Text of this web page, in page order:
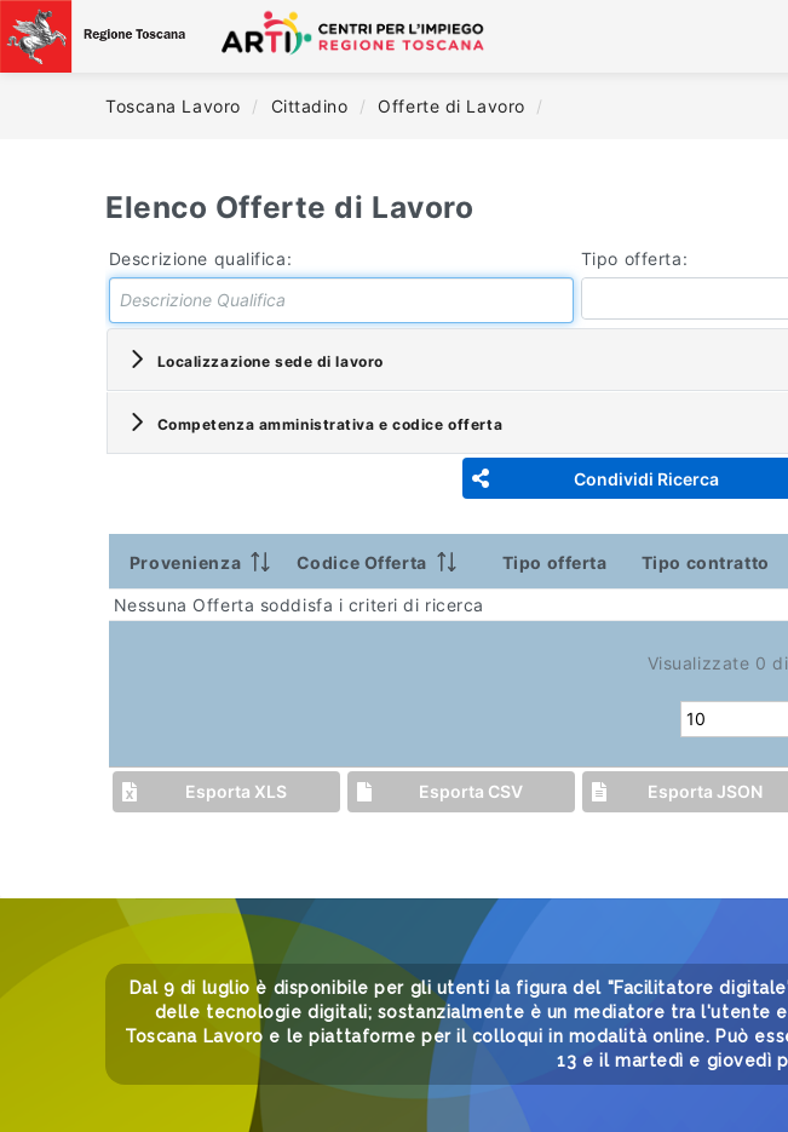
Toscana Lavoro / Cittadino / Offerte di Lavoro /
Elenco Offerte di Lavoro
Descrizione qualifica: Tipo offerta:
Localizzazione sede di lavoro
Competenza amministrativa e codice offerta
Condividi Ricerca
Provenienza Codice Offerta Tipo offerta Tipo contratto
Nessuna Offerta soddisfa i criteri di ricerca
Visualizzate 0
Esporta XLS Esporta CSV Esporta JSON
Dal 9 di luglio è disponibile per gli utenti la figura del "Facilitatore
delle tecnologie digitali; sostanzialmente è un mediatore tra l'utente
Toscana Lavoro e le piattaforme per il colloqui in modalità online. Può
13 e il martedì e giovedì